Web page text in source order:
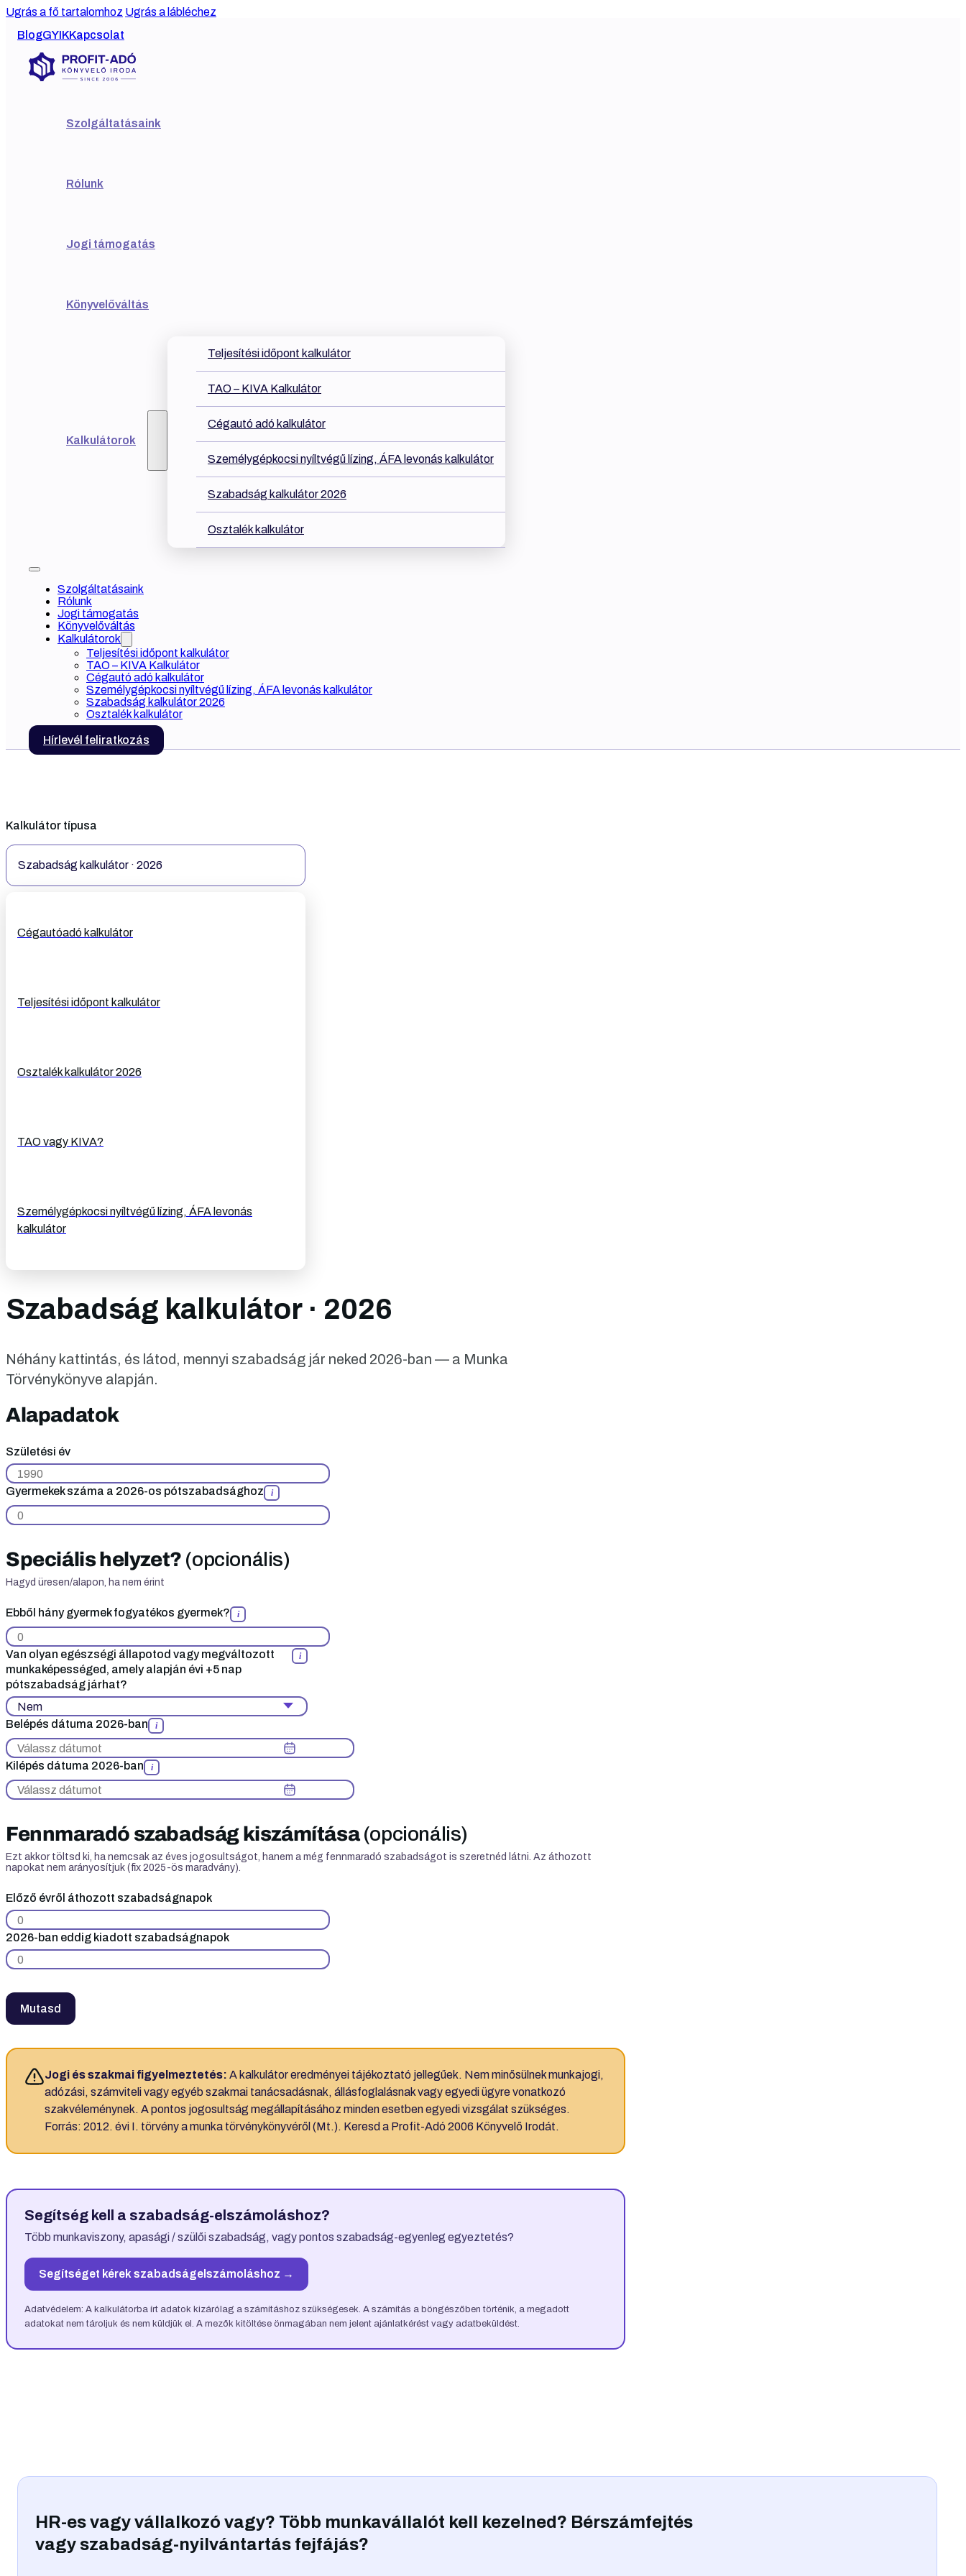
Ugrás a fő tartalomhoz Ugrás a lábléchez
BlogGYIKKapcsolat
Szolgáltatásaink
Rólunk
Jogi támogatás
Könyvelőváltás
Kalkulátorok
Teljesítési időpont kalkulátor
TAO – KIVA Kalkulátor
Cégautó adó kalkulátor
Személygépkocsi nyíltvégű lízing, ÁFA levonás kalkulátor
Szabadság kalkulátor 2026
Osztalék kalkulátor
Szolgáltatásaink
Rólunk
Jogi támogatás
Könyvelőváltás
Kalkulátorok
Teljesítési időpont kalkulátor
TAO – KIVA Kalkulátor
Cégautó adó kalkulátor
Személygépkocsi nyíltvégű lízing, ÁFA levonás kalkulátor
Szabadság kalkulátor 2026
Osztalék kalkulátor
Hírlevél feliratkozás
Kalkulátor típusa
Szabadság kalkulátor · 2026
Cégautóadó kalkulátor
Teljesítési időpont kalkulátor
Osztalék kalkulátor 2026
TAO vagy KIVA?
Személygépkocsi nyíltvégű lízing, ÁFA levonás
kalkulátor
Szabadság kalkulátor · 2026
Néhány kattintás, és látod, mennyi szabadság jár neked 2026-ban — a Munka
Törvénykönyve alapján.
Alapadatok
Születési év
Gyermekek száma a 2026-os pótszabadsághoz i
Speciális helyzet? (opcionális)
Hagyd üresen/alapon, ha nem érint
Ebből hány gyermek fogyatékos gyermek? i
Van olyan egészségi állapotod vagy megváltozott
munkaképességed, amely alapján évi +5 nap
pótszabadság járhat?
i
Belépés dátuma 2026-ban i
Kilépés dátuma 2026-ban i
Fennmaradó szabadság kiszámítása(opcionális)
Ezt akkor töltsd ki, ha nemcsak az éves jogosultságot, hanem a még fennmaradó szabadságot is szeretnéd látni. Az áthozott
napokat nem arányosítjuk (fix 2025-ös maradvány).
Előző évről áthozott szabadságnapok
2026-ban eddig kiadott szabadságnapok
Mutasd
Jogi és szakmai figyelmeztetés: A kalkulátor eredményei tájékoztató jellegűek. Nem minősülnek munkajogi,
adózási, számviteli vagy egyéb szakmai tanácsadásnak, állásfoglalásnak vagy egyedi ügyre vonatkozó
szakvéleménynek. A pontos jogosultság megállapításához minden esetben egyedi vizsgálat szükséges.
Forrás: 2012. évi I. törvény a munka törvénykönyvéről (Mt.). Keresd a Profit-Adó 2006 Könyvelő Irodát.
Segítség kell a szabadság-elszámoláshoz?
Több munkaviszony, apasági / szülői szabadság, vagy pontos szabadság-egyenleg egyeztetés?
Segítséget kérek szabadságelszámoláshoz →
Adatvédelem: A kalkulátorba írt adatok kizárólag a számításhoz szükségesek. A számítás a böngészőben történik, a megadott
adatokat nem tároljuk és nem küldjük el. A mezők kitöltése önmagában nem jelent ajánlatkérést vagy adatbeküldést.
HR-es vagy vállalkozó vagy? Több munkavállalót kell kezelned? Bérszámfejtés
vagy szabadság-nyilvántartás fejfájás?